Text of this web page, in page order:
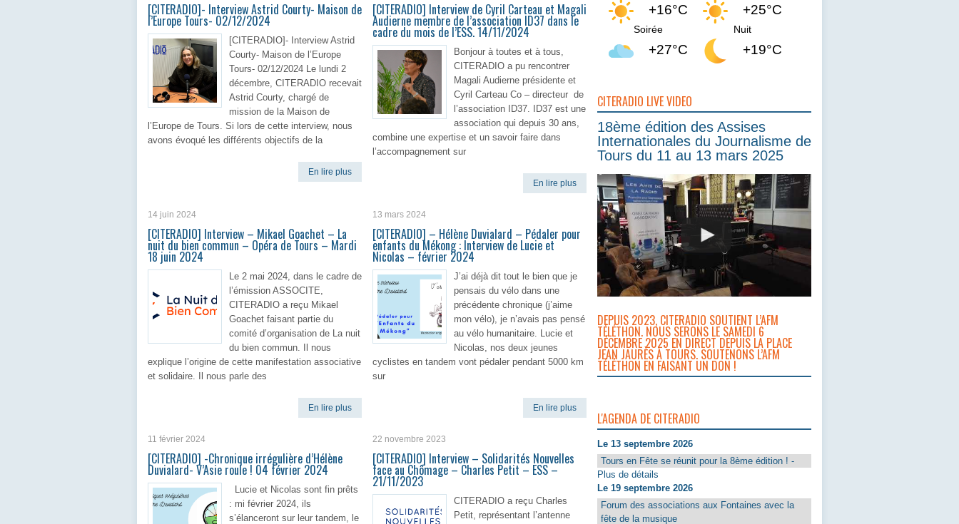
[CITERADIO]- Interview Astrid Courty- Maison de
l’Europe Tours- 02/12/2024
[CITERADIO]- Interview Astrid
Courty- Maison de l’Europe
Tours- 02/12/2024 Le lundi 2
décembre, CITERADIO recevait
Astrid Courty, chargé de
mission de la Maison de
l’Europe de Tours. Si lors de cette interview, nous
avons évoqué les différents objectifs de la
En lire plus
[CITERADIO] Interview de Cyril Carteau et Magali
Audierne membre de l’association ID37 dans le
cadre du mois de l’ESS. 14/11/2024
Bonjour à toutes et à tous,
CITERADIO a pu rencontrer
Magali Audierne présidente et
Cyril Carteau Co – directeur de
l’association ID37. ID37 est une
association qui depuis 30 ans,
combine une expertise et un savoir faire dans
l’accompagnement sur
En lire plus
14 juin 2024
[CITERADIO] Interview – Mikael Goachet – La
nuit du bien commun – Opéra de Tours – Mardi
18 juin 2024
Le 2 mai 2024, dans le cadre de
l’émission ASSOCITE,
CITERADIO a reçu Mikael
Goachet faisant partie du
comité d’organisation de La nuit
du bien commun. Il nous
explique l’origine de cette manifestation associative
et solidaire. Il nous parle des
En lire plus
13 mars 2024
[CITERADIO] – Hélène Duvialard – Pédaler pour
enfants du Mékong : Interview de Lucie et
Nicolas – février 2024
J’ai déjà dit tout le bien que je
pensais du vélo dans une
précédente chronique (j’aime
mon vélo), je n’avais pas pensé
au vélo humanitaire. Lucie et
Nicolas, nos deux jeunes
cyclistes en tandem vont pédaler pendant 5000 km
sur
En lire plus
11 février 2024
[CITERADIO] -Chronique irrégulière d’Hélène
Duvialard- V’Asie roule ! 04 février 2024
Lucie et Nicolas sont fin prêts
: mi février 2024, ils
s’élanceront sur leur tandem, le
22 novembre 2023
[CITERADIO] Interview – Solidarités Nouvelles
face au Chômage – Charles Petit – ESS –
21/11/2023
CITERADIO a reçu Charles
Petit, représentant l’antenne
+16°C +25°C
Soirée
+27°C
Nuit
+19°C
CITERADIO LIVE VIDEO
18ème édition des Assises
Internationales du Journalisme de
Tours du 11 au 13 mars 2025
DEPUIS 2023, CITERADIO SOUTIENT L’AFM
TÉLÉTHON. NOUS SERONS LE SAMEDI 6
DÉCEMBRE 2025 EN DIRECT DEPUIS LA PLACE
JEAN JAURÈS À TOURS. SOUTENONS L’AFM
TÉLÉTHON EN FAISANT UN DON !
L'AGENDA DE CITERADIO
Le 13 septembre 2026
Tours en Fête se réunit pour la 8ème édition ! -
Plus de détails
Le 19 septembre 2026
Forum des associations aux Fontaines avec la
fête de la musique